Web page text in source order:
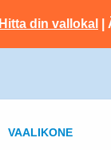
Hitta din vallokal |
VAALIKONE